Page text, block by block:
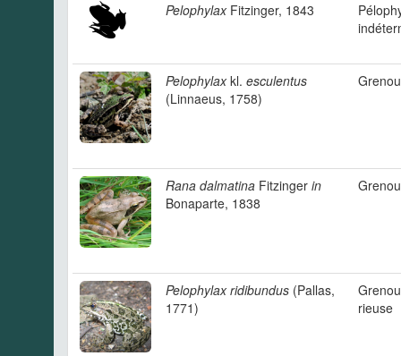
PelophylaxFitzinger, 1843
Pelophylaxkl. esculentus
(Linnaeus, 1758)
Rana dalmatina Fitzinger in
Bonaparte, 1838
Pelophylax ridibundus (Pallas,
1771)
rieuse